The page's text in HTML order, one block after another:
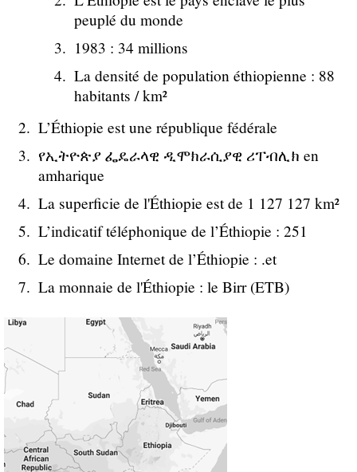
peuplé du monde
1983 : 34 millions
La densité de population éthiopienne : 88
habitants / km²
L’Éthiopie est une république fédérale
የኢትዮጵያ ፌዴራላዊ ዲሞክራሲያዊ ሪፐብሊክ en
amharique
La superficie de l'Éthiopie est de 1 127 127 km²
L’indicatif téléphonique de l’Éthiopie : 251
Le domaine Internet de l’Éthiopie : .et
La monnaie de l'Éthiopie : le Birr (ETB)